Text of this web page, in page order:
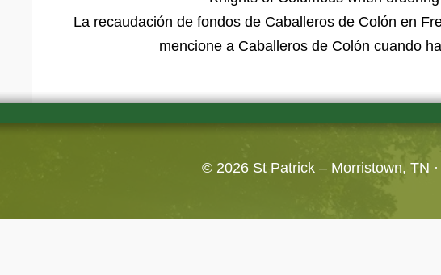
La recaudación de fondos de Caballeros de Colón en
mencione a Caballeros de Colón cuando
© 2026 St Patrick – Morristown, TN